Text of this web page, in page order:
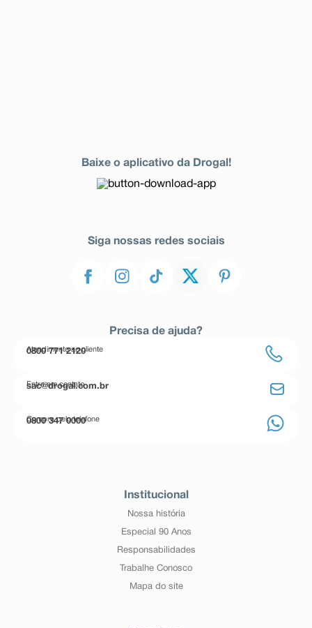
Baixe o aplicativo da Drogal!
Siga nossas redes sociais
Precisa de ajuda?
Atendimento ao cliente
0800 771 2120
Entre em contato
sac@drogal.com.br
Compre pelo telefone
0800 347 0000
Institucional
Nossa história
Especial 90 Anos
Responsabilidades
Trabalhe Conosco
Mapa do site